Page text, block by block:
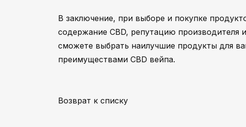
В заключение, при выборе и покупке
содержание CBD, репутацию производителя
сможете выбрать наилучшие продукты для
преимуществами CBD вейпа.
Возврат к списку